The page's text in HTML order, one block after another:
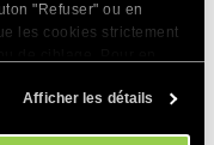
"Refuser" ou en
les cookies strictement
gérer vos préférences
Afficher les détails
ouvrir/etc/hosts